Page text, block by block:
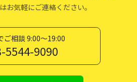
お気軽にご連絡ください。
ご相談 9:00〜19:00
5544-9090